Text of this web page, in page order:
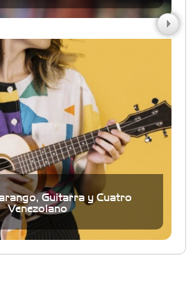
Guitarra y Cuatro
Venezolano